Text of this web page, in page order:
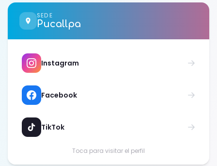
SEDE
Pucallpa
Instagram
Facebook
TikTok
Toca para visitar el perfil